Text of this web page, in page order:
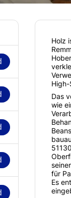
Holz
Das
wie
für
Es